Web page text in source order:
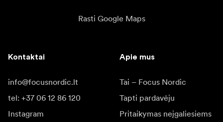
Rasti Google Maps
Kontaktai
info@focusnordic.lt
tel: +37 06 12 86 120
Instagram
Apie mus
Tai – Focus Nordic
Tapti pardavėju
Pritaikymas neįgaliesiems